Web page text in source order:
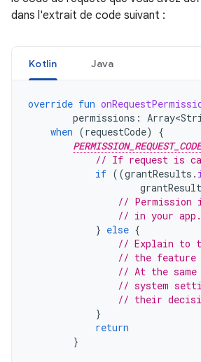
dans l'extrait de code suivant :
Kotlin Java
override fun
permissions :
when (requestCode)
{
PERMISSION_REQUEST_CODE
// If request is
if ((grantResults .
// Permission
// in your app.
} else {
// Explain to
// the feature
// At the
// system
// their
}
return
}